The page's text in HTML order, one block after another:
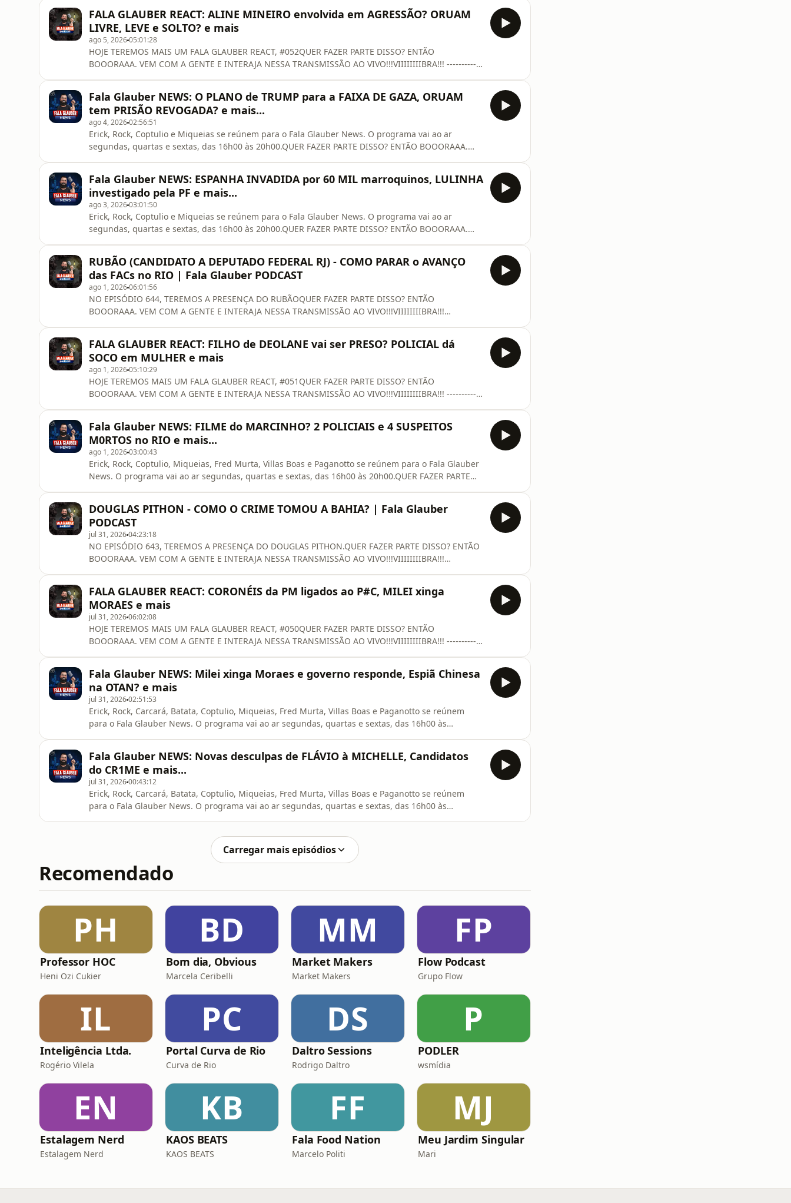
PATROCINADORES: 🥇ENCONTRE O CONCURSO MAIS PRÓXIMO DE VOCÊ COM O ESTRATÉGIA
CONCURSOS:https://estr.at/4xbyx1r------------------------------------------------------------🚩
FALA GLAUBER REACT: ALINE MINEIRO envolvida em AGRESSÃO? ORUAM
LIVRE, LEVE e SOLTO? e mais
ago 5, 202605:01:28
HOJE TEREMOS MAIS UM FALA GLAUBER REACT, #052QUER FAZER PARTE DISSO? ENTÃO
BOOORAAA. VEM COM A GENTE E INTERAJA NESSA TRANSMISSÃO AO VIVO!!!VIIIIIIIIBRA!!! ------------
DOS NOSSOS PATROCINADORES: 🥇ASSINATURA PRE
Fala Glauber NEWS: O PLANO de TRUMP para a FAIXA DE GAZA, ORUAM
tem PRISÃO REVOGADA? e mais...
ago 4, 202602:56:51
Erick, Rock, Coptulio e Miqueias se reúnem para o Fala Glauber News. O programa vai ao ar
segundas, quartas e sextas, das 16h00 às 20h00.QUER FAZER PARTE DISSO? ENTÃO BOOORAAA.
ENCONTRE O CONCURSO MAIS PRÓXIMO DE VOCÊ COM O ESTRATÉGIA CON
Fala Glauber NEWS: ESPANHA INVADIDA por 60 MIL marroquinos, LULINHA
investigado pela PF e mais...
ago 3, 202603:01:50
Erick, Rock, Coptulio e Miqueias se reúnem para o Fala Glauber News. O programa vai ao ar
segundas, quartas e sextas, das 16h00 às 20h00.QUER FAZER PARTE DISSO? ENTÃO BOOORAAA.
NOSSO NOVO CANAL: @falaglaubernews CONHEÇA MAIS DOS NOSSOS PATROCINADORES: 🥇
ENCONTRE O CONCURSO MAIS PRÓXIMO DE VOCÊ COM O ESTRATÉGIA CON
RUBÃO (CANDIDATO A DEPUTADO FEDERAL RJ) - COMO PARAR o AVANÇO
das FACs no RIO | Fala Glauber PODCAST
ago 1, 202606:01:56
NO EPISÓDIO 644, TEREMOS A PRESENÇA DO RUBÃOQUER FAZER PARTE DISSO? ENTÃO
BOOORAAA. VEM COM A GENTE E INTERAJA NESSA TRANSMISSÃO AO VIVO!!!VIIIIIIIIBRA!!!
-------------------------------------------------------🚩 Acompanhe o Fala Gl
FALA GLAUBER REACT: FILHO de DEOLANE vai ser PRESO? POLICIAL dá
SOCO em MULHER e mais
ago 1, 202605:10:29
HOJE TEREMOS MAIS UM FALA GLAUBER REACT, #051QUER FAZER PARTE DISSO? ENTÃO
BOOORAAA. VEM COM A GENTE E INTERAJA NESSA TRANSMISSÃO AO VIVO!!!VIIIIIIIIBRA!!! ------------
DOS NOSSOS PATROCINADORES: 🥇ASSINATURA PRE
Fala Glauber NEWS: FILME do MARCINHO? 2 POLICIAIS e 4 SUSPEITOS
M0RTOS no RIO e mais...
ago 1, 202603:00:43
Erick, Rock, Coptulio, Miqueias, Fred Murta, Villas Boas e Paganotto se reúnem para o Fala Glauber
News. O programa vai ao ar segundas, quartas e sextas, das 16h00 às 20h00.QUER FAZER PARTE
DOS NOSSOS PATROCINADORES: 🥇ASSINATURA PREMIUM DO EST
DOUGLAS PITHON - COMO O CRIME TOMOU A BAHIA? | Fala Glauber
PODCAST
jul 31, 202604:23:18
NO EPISÓDIO 643, TEREMOS A PRESENÇA DO DOUGLAS PITHON.QUER FAZER PARTE DISSO? ENTÃO
BOOORAAA. VEM COM A GENTE E INTERAJA NESSA TRANSMISSÃO AO VIVO!!!VIIIIIIIIBRA!!!
COM O MATERIAL QUE MAIS APROVA NO BRASIL → https://estr.at/4ere7Ld-----------------------------------
-------------------------🚩 Acompanhe o Fala Glauber e
FALA GLAUBER REACT: CORONÉIS da PM ligados ao P#C, MILEI xinga
MORAES e mais
jul 31, 202606:02:08
HOJE TEREMOS MAIS UM FALA GLAUBER REACT, #050QUER FAZER PARTE DISSO? ENTÃO
BOOORAAA. VEM COM A GENTE E INTERAJA NESSA TRANSMISSÃO AO VIVO!!!VIIIIIIIIBRA!!! ------------
DOS NOSSOS PATROCINADORES: 🥇ASSINATURA PRE
Fala Glauber NEWS: Milei xinga Moraes e governo responde, Espiã Chinesa
na OTAN? e mais
jul 31, 202602:51:53
Erick, Rock, Carcará, Batata, Coptulio, Miqueias, Fred Murta, Villas Boas e Paganotto se reúnem
para o Fala Glauber News. O programa vai ao ar segundas, quartas e sextas, das 16h00 às
TRANSMISSÃO AO VIVO!!!VIIIIIIIIBRA!!! INSCREVA-SE NO NOSSO NOVO CANAL: @falaglaubernews
CONHEÇA MAIS DOS NOSSOS PATROCINADORES: 🥇ASSINATU
Fala Glauber NEWS: Novas desculpas de FLÁVIO à MICHELLE, Candidatos
do CR1ME e mais...
jul 31, 202600:43:12
Erick, Rock, Carcará, Batata, Coptulio, Miqueias, Fred Murta, Villas Boas e Paganotto se reúnem
para o Fala Glauber News. O programa vai ao ar segundas, quartas e sextas, das 16h00 às
CONHEÇA MAIS DOS NOSSOS PATROCINADORES: 🥇ASSINA
Carregar mais episódios
Recomendado
PH
Professor HOC
Heni Ozi Cukier
BD
Bom dia, Obvious
Marcela Ceribelli
MM
Market Makers
Market Makers
FP
Flow Podcast
Grupo Flow
IL
Inteligência Ltda.
Rogério Vilela
PC
Portal Curva de Rio
Curva de Rio
DS
Daltro Sessions
Rodrigo Daltro
P
PODLER
wsmídia
EN
Estalagem Nerd
Estalagem Nerd
KB
KAOS BEATS
KAOS BEATS
FF
Fala Food Nation
Marcelo Politi
MJ
Meu Jardim Singular
Mari